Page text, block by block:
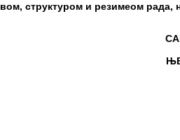
структуром и резимеом рада,